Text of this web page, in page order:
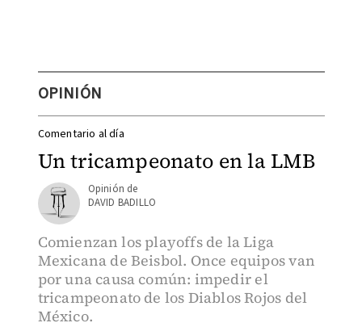
OPINIÓN
Un tricampeonato en la LMB
Comentario al día
DAVID BADILLO
Comienzan los playoffs de la Liga
Mexicana de Beisbol. Once equipos van
por una causa común: impedir el
tricampeonato de los Diablos Rojos del
México.